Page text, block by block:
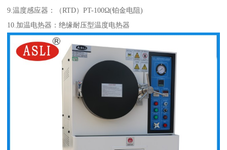
9.温度感应器：（RTD）PT-100Ω(铂金电阻)
10.加温电热器：绝缘耐压型温度电热器